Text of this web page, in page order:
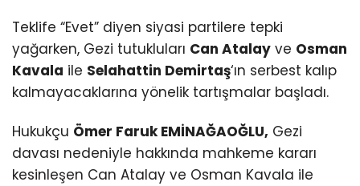
Teklife “Evet” diyen siyasi partilere tepki
yağarken, Gezi tutukluları Can Atalay ve Osman
Kavala ile Selahattin Demirtaş‘ın serbest kalıp
kalmayacaklarına yönelik tartışmalar başladı.
Hukukçu Ömer Faruk EMİNAĞAOĞLU, Gezi
davası nedeniyle hakkında mahkeme kararı
kesinleşen Can Atalay ve Osman Kavala ile